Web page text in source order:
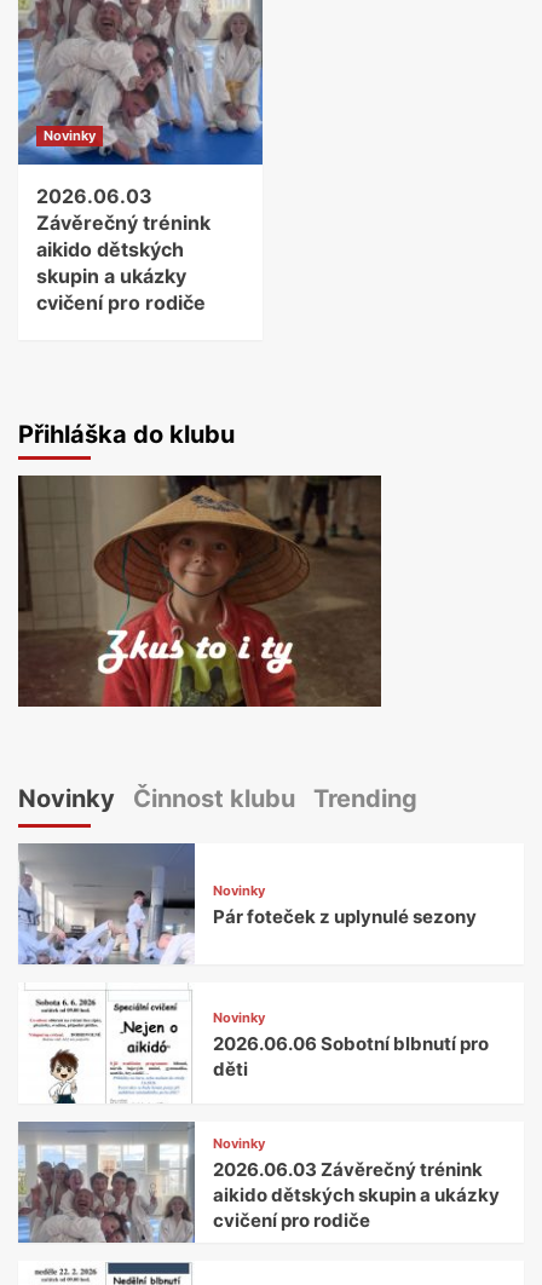
Novinky
2026.06.03
Závěrečný trénink
aikido dětských
skupin a ukázky
cvičení pro rodiče
Přihláška do klubu
Novinky Činnost klubu Trending
Novinky
Pár foteček z uplynulé sezony
Novinky
2026.06.06 Sobotní blbnutí pro
děti
Novinky
2026.06.03 Závěrečný trénink
aikido dětských skupin a ukázky
cvičení pro rodiče